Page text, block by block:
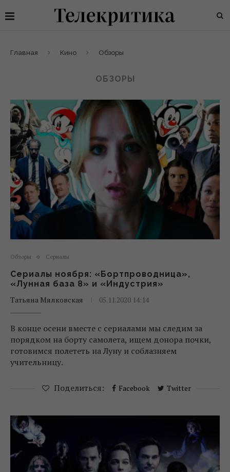
Главная Кино Обзоры
ОБЗОРЫ
Обзоры Сериалы
Сериалы ноября: «Бортпроводница»,
«Лунная база 8» и «Индустрия»
Татьяна Мялковская
05.11.2020 14:14
В конце осени вместе с сериалами мы следим за
порядком на борту самолета, ищем донора почки,
готовимся полететь на Луну и соблазняем
учительницу.
Поделиться: Facebook Twitter